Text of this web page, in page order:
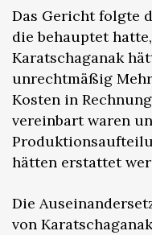
Das Gericht folgte
die behauptet
Karatschaganak
unrechtmäßig
Kosten in
vereinbart waren
hätten erstattet
Die
von